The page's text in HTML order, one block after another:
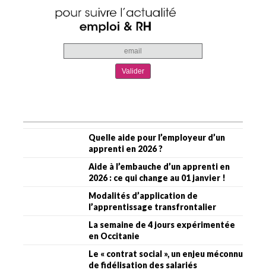
Quelle aide pour l’employeur d’un
apprenti en 2026 ?
Aide à l’embauche d’un apprenti en
2026 : ce qui change au 01 janvier !
Modalités d’application de
l’apprentissage transfrontalier
La semaine de 4 jours expérimentée
en Occitanie
Le « contrat social », un enjeu méconnu
de fidélisation des salariés